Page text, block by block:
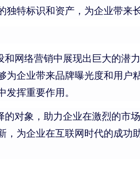
特标识和资产，为企业带来
网络营销中展现出巨大的潜
企业带来品牌曝光度和用户
挥重要作用。
对象，助力企业在激烈的市
，为企业在互联网时代的成